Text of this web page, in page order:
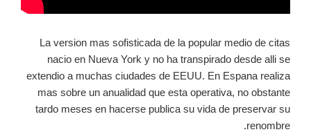
La version mas sofisticada de la popular medio de citas
nacio en Nueva York y no ha transpirado desde alli se
extendio a muchas ciudades de EEUU. En Espana realiza
mas sobre un anualidad que esta operativa, no obstante
tardo meses en hacerse publica su vida de preservar su
renombre.